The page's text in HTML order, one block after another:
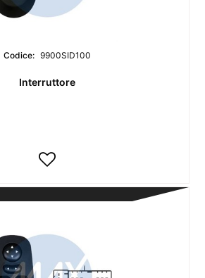
Codice: 9900SID100
Interruttore